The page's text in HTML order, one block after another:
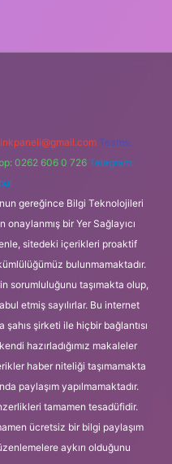
Teams:
0262 606 0 726 Telegram:
gereğince Bilgi Teknolojileri
bir Yer Sağlayıcı
sitedeki içerikleri proaktif
bulunmamaktadır.
sorumluluğunu taşımakta olup,
etmiş sayılırlar. Bu internet
şirketi ile hiçbir bağlantısı
hazırladığımız makaleler
haber niteliği taşımamakta
paylaşım yapılmamaktadır.
tamamen tesadüfidir.
ücretsiz bir bilgi paylaşım
aykırı olduğunu